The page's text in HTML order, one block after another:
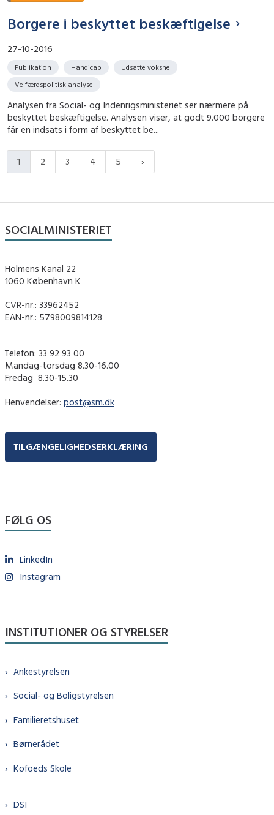
Borgere i beskyttet beskæftigelse
27-10-2016
Publikation Handicap
Udsatte voksne
Velfærdspolitisk analyse
Analysen fra Social- og Indenrigsministeriet ser nærmere på
beskyttet beskæftigelse. Analysen viser, at godt 9.000 borgere
får en indsats i form af beskyttet be...
1 2 3 4 5
SOCIALMINISTERIET
Holmens Kanal 22
1060 København K
CVR-nr.: 33962452
EAN-nr.: 5798009814128
Telefon: 33 92 93 00
Mandag-torsdag 8.30-16.00
Fredag ​ 8.30-15.30
Henvendelser: post@sm.dk
TILGÆNGELIGHEDSERKLÆRING
FØLG OS
LinkedIn
Instagram
INSTITUTIONER OG STYRELSER
Ankestyrelsen
Social- og Boligstyrelsen
Familieretshuset
Børnerådet
Kofoeds Skole
DSI